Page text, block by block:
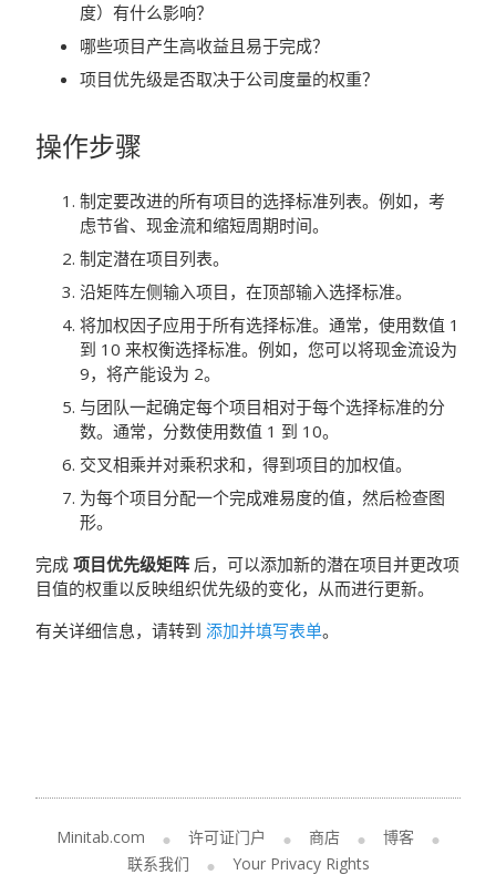
度）有什么影响？
哪些项目产生高收益且易于完成？
项目优先级是否取决于公司度量的权重？
操作步骤
制定要改进的所有项目的选择标准列表。例如，考
虑节省、现金流和缩短周期时间。
制定潜在项目列表。
沿矩阵左侧输入项目，在顶部输入选择标准。
将加权因子应用于所有选择标准。通常，使用数值 1
到 10 来权衡选择标准。例如，您可以将现金流设为
9，将产能设为 2。
与团队一起确定每个项目相对于每个选择标准的分
数。通常，分数使用数值 1 到 10。
交叉相乘并对乘积求和，得到项目的加权值。
为每个项目分配一个完成难易度的值，然后检查图
形。
完成 项目优先级矩阵 后，可以添加新的潜在项目并更改项
目值的权重以反映组织优先级的变化，从而进行更新。
有关详细信息，请转到 添加并填写表单。
Minitab.com 许可证门户 商店
博客
联系我们
Your Privacy Rights